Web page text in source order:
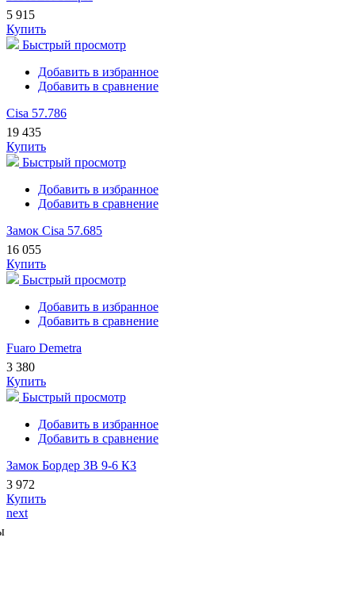
5 915
Купить
Быстрый просмотр
Добавить в избранное
Добавить в сравнение
Cisa 57.786
19 435
Купить
Быстрый просмотр
Добавить в избранное
Добавить в сравнение
Замок Cisa 57.685
16 055
Купить
Быстрый просмотр
Добавить в избранное
Добавить в сравнение
Fuaro Demetra
3 380
Купить
Быстрый просмотр
Добавить в избранное
Добавить в сравнение
Замок Бордер ЗВ 9-6 КЗ
3 972
Купить
next